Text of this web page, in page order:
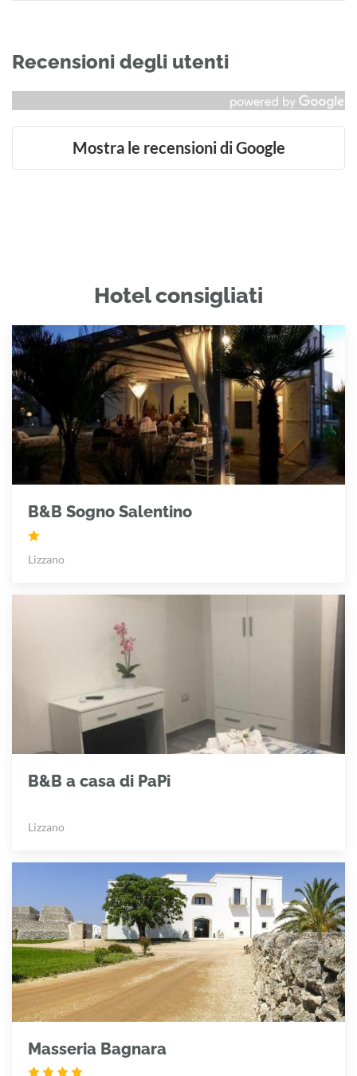
Recensioni degli utenti
Mostra le recensioni di Google
Hotel consigliati
B&B Sogno Salentino
Lizzano
B&B a casa di PaPi
Lizzano
Masseria Bagnara